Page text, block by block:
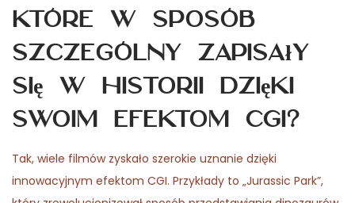
które w sposób
szczególny zapisały
się w historii dzięki
swoim efektom CGI?
Tak, wiele filmów zyskało szerokie uznanie dzięki
innowacyjnym efektom CGI. Przykłady to „Jurassic Park”,